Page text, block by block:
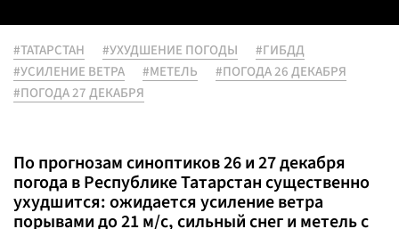
#ТАТАРСТАН #УХУДШЕНИЕ ПОГОДЫ
#ГИБДД
#УСИЛЕНИЕ ВЕТРА
#МЕТЕЛЬ
#ПОГОДА 26 ДЕКАБРЯ
#ПОГОДА 27 ДЕКАБРЯ
По прогнозам синоптиков 26 и 27 декабря
погода в Республике Татарстан существенно
ухудшится: ожидается усиление ветра
порывами до 21 м/с, сильный снег и метель с